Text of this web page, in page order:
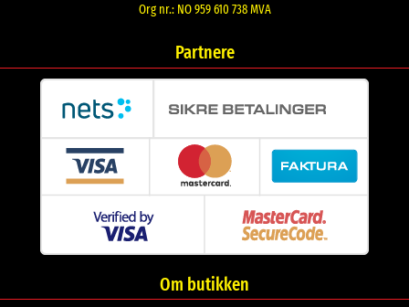
Org nr.: NO 959 610 738 MVA
Partnere
Om butikken